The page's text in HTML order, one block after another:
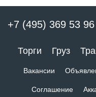
+7 (495) 369 53 96
Торги Груз
Вакансии
Соглашение